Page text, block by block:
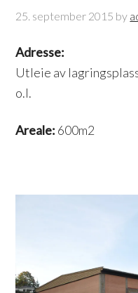
25. september 2015 by
Adresse:
Utleie av
o.l.
Areale: 600m2